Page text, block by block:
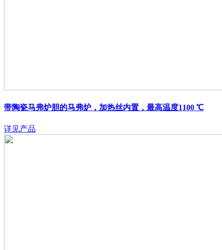
带陶瓷马弗炉胆的马弗炉，加热丝内置，最高温度1100 ℃
详见产品